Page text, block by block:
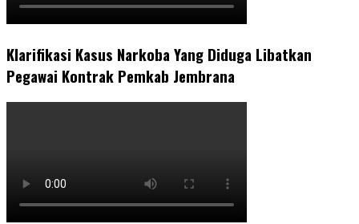
Klarifikasi Kasus Narkoba Yang Diduga Libatkan
Pegawai Kontrak Pemkab Jembrana